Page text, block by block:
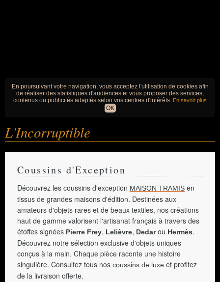
En poursuivant votre navigation, vous acceptez l'utilisation de cookies afin
de réaliser des statistiques d'audiences et vous proposer des services,
contenus ou publicités adaptés selon vos centres d'intérêts. En savoir plus
OK
L'Incorruptible
Coussins d'Exception
Découvrez les coussins d'exception MAISON TRAMIS en
tissus de grandes maisons d'édition. Destinées aux
amateurs d'objets rares et de beaux textiles, nos créations
haut de gamme valorisent l'artisanat français à travers des
étoffes signées Pierre Frey, Lelièvre, Dedarou Hermès.
Découvrez notre sélection exclusive d'objets uniques
conçus à la main. Chaque pièce raconte une histoire
singulière. Consultez tous nos coussins de luxe et profitez
de la livraison offerte.